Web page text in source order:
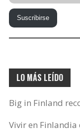
tu
correo
electrónico…
Suscribirse
LO MÁS LEÍDO
Big in Finland
Vivir en Finlandia